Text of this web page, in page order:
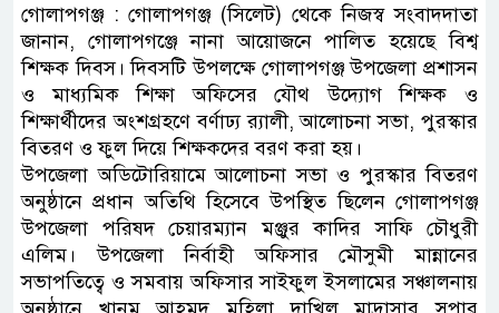
গোলাপগঞ্জ : গোলাপগঞ্জ (সিলেট) থেকে নিজস্ব সংবাদদাতা
জানান, গোলাপগঞ্জে নানা আয়োজনে পালিত হয়েছে বিশ্ব
শিক্ষক দিবস। দিবসটি উপলক্ষে গোলাপগঞ্জ উপজেলা প্রশাসন
ও মাধ্যমিক শিক্ষা অফিসের যৌথ উদ্যোগ শিক্ষক ও
শিক্ষার্থীদের অংশগ্রহণে বর্ণাঢ্য র‌্যালী, আলোচনা সভা, পুরস্কার
বিতরণ ও ফুল দিয়ে শিক্ষকদের বরণ করা হয়।
উপজেলা অডিটোরিয়ামে আলোচনা সভা ও পুরস্কার বিতরণ
অনুষ্ঠানে প্রধান অতিথি হিসেবে উপস্থিত ছিলেন গোলাপগঞ্জ
উপজেলা পরিষদ চেয়ারম্যান মঞ্জুর কাদির সাফি চৌধুরী
এলিম। উপজেলা নির্বাহী অফিসার মৌসুমী মান্নানের
সভাপতিত্বে ও সমবায় অফিসার সাইফুল ইসলামের সঞ্চালনায়